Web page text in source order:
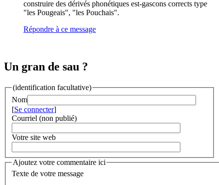
construire des dérivés phonétiques est-gascons corrects type
"les Pougeais", "les Pouchais".
Répondre à ce message
Un gran de sau ?
(identification facultative)
Nom
[Se connecter]
Courriel (non publié)
Votre site web
Ajoutez votre commentaire ici
Texte de votre message